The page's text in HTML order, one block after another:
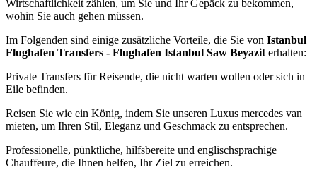
Wirtschaftlichkeit zählen, um Sie und Ihr Gepäck zu bekommen,
wohin Sie auch gehen müssen.
Im Folgenden sind einige zusätzliche Vorteile, die Sie von Istanbul
Flughafen Transfers - Flughafen Istanbul Saw Beyazit erhalten:
Private Transfers für Reisende, die nicht warten wollen oder sich in
Eile befinden.
Reisen Sie wie ein König, indem Sie unseren Luxus mercedes van
mieten, um Ihren Stil, Eleganz und Geschmack zu entsprechen.
Professionelle, pünktliche, hilfsbereite und englischsprachige
Chauffeure, die Ihnen helfen, Ihr Ziel zu erreichen.